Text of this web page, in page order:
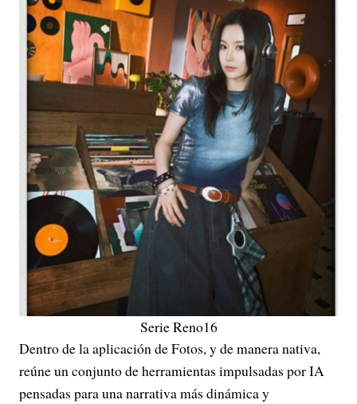
Serie Reno16
Dentro de la aplicación de Fotos, y de manera nativa,
reúne un conjunto de herramientas impulsadas por IA
pensadas para una narrativa más dinámica y